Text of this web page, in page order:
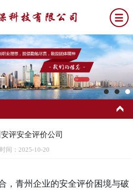
评安全评价公司
时间：2025-10-20
，青州企业的安全评价困境与破